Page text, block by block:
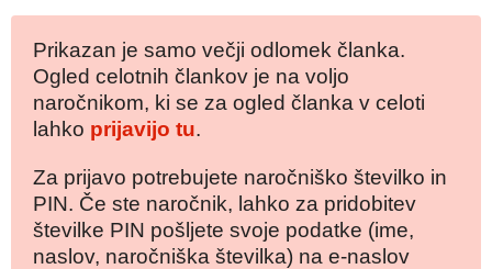
Prikazan je samo večji odlomek članka.
Ogled celotnih člankov je na voljo
naročnikom, ki se za ogled članka v celoti
lahko prijavijo tu.
Za prijavo potrebujete naročniško številko in
PIN. Če ste naročnik, lahko za pridobitev
številke PIN pošljete svoje podatke (ime,
naslov, naročniška številka) na e-naslov